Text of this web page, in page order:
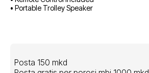
• Portable Trolley Speaker
Posta 150 mkd